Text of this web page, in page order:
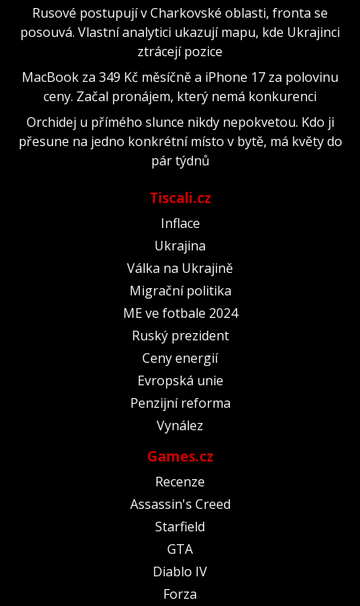
Rusové postupují v Charkovské oblasti, fronta se
posouvá. Vlastní analytici ukazují mapu, kde Ukrajinci
ztrácejí pozice
MacBook za 349 Kč měsíčně a iPhone 17 za polovinu
ceny. Začal pronájem, který nemá konkurenci
Orchidej u přímého slunce nikdy nepokvetou. Kdo ji
přesune na jedno konkrétní místo v bytě, má květy do
pár týdnů
Tiscali.cz
Inflace
Ukrajina
Válka na Ukrajině
Migrační politika
ME ve fotbale 2024
Ruský prezident
Ceny energií
Evropská unie
Penzijní reforma
Vynález
Games.cz
Recenze
Assassin's Creed
Starfield
GTA
Diablo IV
Forza